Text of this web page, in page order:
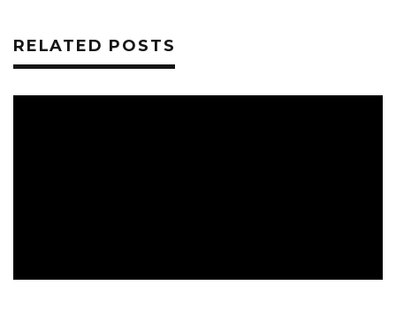
RELATED POSTS